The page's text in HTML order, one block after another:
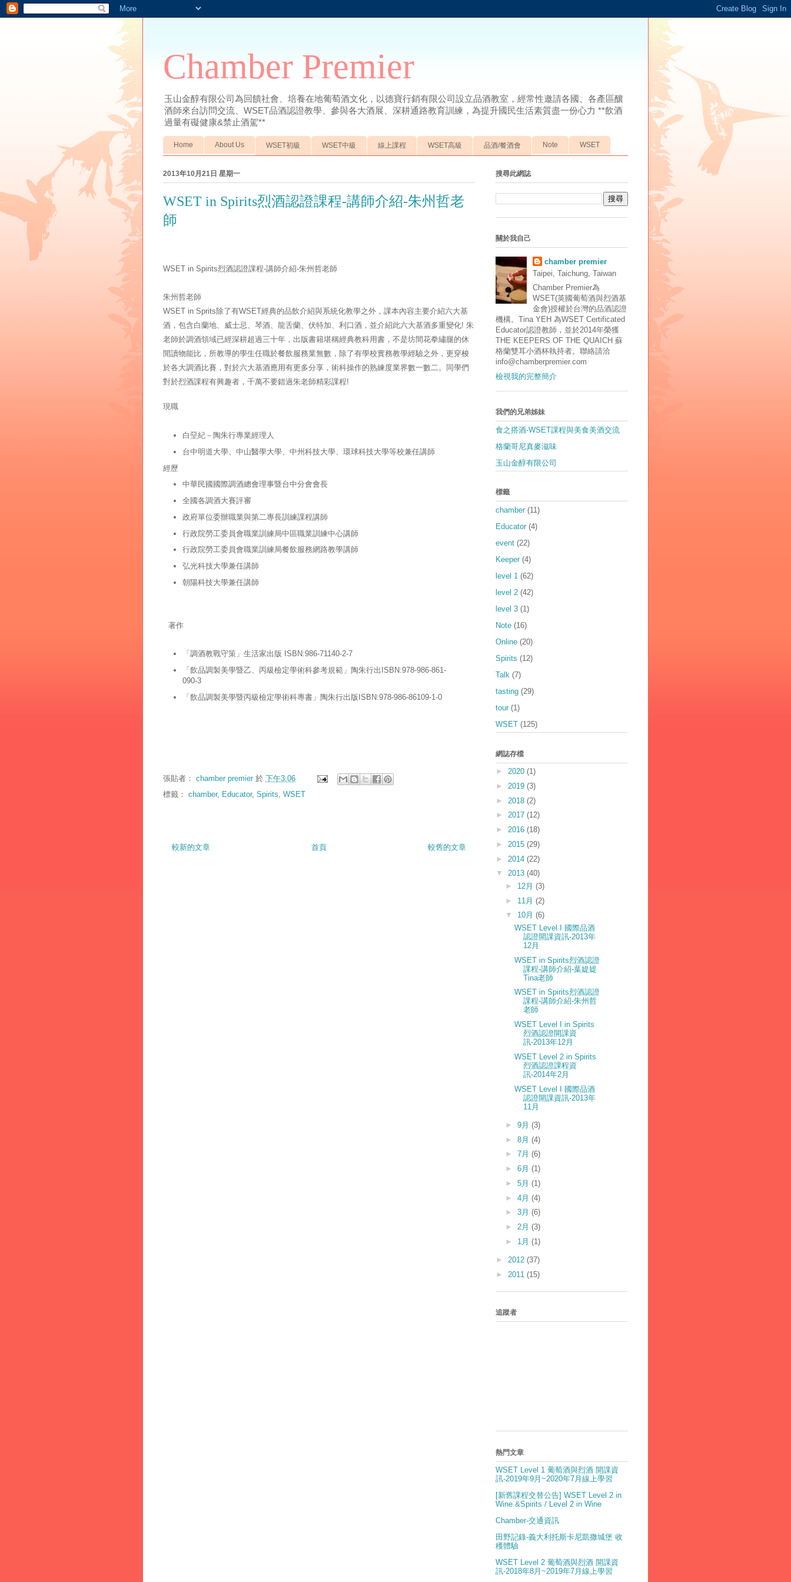
Chamber Premier
玉山金醇有限公司為回饋社會、培養在地葡萄酒文化，以德寶行銷有限公司設立品酒教室，經常性邀請各國、各產區釀
酒師來台訪問交流、WSET品酒認證教學、參與各大酒展、深耕通路教育訓練，為提升國民生活素質盡一份心力 **飲酒
過量有礙健康&禁止酒駕**
Home About Us WSET初級 WSET中級 線上課程 WSET高級 品酒/餐酒會 Note WSET
2013年10月21日 星期一
WSET in Spirits烈酒認證課程-講師介紹-朱州哲老
師
WSET in Spirits烈酒認證課程-講師介紹-朱州哲老師
朱州哲老師
WSET in Sprits除了有WSET經典的品飲介紹與系統化教學之外，課本內容主要介紹六大基
酒，包含白蘭地、威士忌、琴酒、龍舌蘭、伏特加、利口酒，並介紹此六大基酒多重變化! 朱
老師於調酒領域已經深耕超過三十年，出版書籍堪稱經典教科用書，不是坊間花拳繡腿的休
閒讀物能比，所教導的學生任職於餐飲服務業無數，除了有學校實務教學經驗之外，更穿梭
於各大調酒比賽，對於六大基酒應用有更多分享，術科操作的熟練度業界數一數二。同學們
對於烈酒課程有興趣者，千萬不要錯過朱老師精彩課程!
現職
白堊紀－陶朱行專業經理人
台中明道大學、中山醫學大學、中州科技大學、環球科技大學等校兼任講師
經歷
中華民國國際調酒總會理事暨台中分會會長
全國各調酒大賽評審
政府單位委辦職業與第二專長訓練課程講師
行政院勞工委員會職業訓練局中區職業訓練中心講師
行政院勞工委員會職業訓練局餐飲服務網路教學講師
弘光科技大學兼任講師
朝陽科技大學兼任講師
著作
「調酒教戰守策」生活家出版 ISBN:986-71140-2-7
「飲品調製美學暨乙、丙級檢定學術科參考規範」陶朱行出ISBN:978-986-861-
090-3
「飲品調製美學暨丙級檢定學術科專書」陶朱行出版 ISBN:978-986-86109-1-0
張貼者： chamber premier 於 下午3:06
標籤： chamber, Educator, Spirits WSET
較新的文章 較舊的文章
首頁
搜尋此網誌
關於我自己
chamber premier
Taipei, Taichung, Taiwan
Chamber Premier為
WSET(英國葡萄酒與烈酒基
金會)授權於台灣的品酒認證
機構。Tina YEH 為WSET Certificated
Educator認證教師，並於2014年榮獲
THE KEEPERS OF THE QUAICH 蘇
格蘭雙耳小酒杯執持者。聯絡請洽
info@chamberpremier.com
檢視我的完整簡介
我們的兄弟姊妹
食之搭酒-WSET課程與美食美酒交流
格蘭哥尼真麥滋味
玉山金醇有限公司
標籤
chamber (11)
Educator (4)
event (22)
Keeper (4)
level 1 (62)
level 2 (42)
level 3 (1)
Note (16)
Online (20)
Spirits (12)
Talk (7)
tasting (29)
tour (1)
WSET (125)
網誌存檔
► 2020 (1)
► 2019 (3)
► 2018 (2)
► 2017 (12)
► 2016 (18)
► 2015 (29)
► 2014 (22)
▼ 2013 (40)
► 12月 (3)
► 11月 (2)
▼ 10月 (6)
WSET Level I 國際品酒
認證開課資訊-2013年
12月
WSET in Spirits烈酒認證
課程-講師介紹-葉媞媞
Tina老師
WSET in Spirits烈酒認證
課程-講師介紹-朱州哲
老師
WSET Level I in Spirits
烈酒認證開課資
訊-2013年12月
WSET Level 2 in Spirits
烈酒認證課程資
訊-2014年2月
WSET Level I 國際品酒
認證開課資訊-2013年
11月
► 9月 (3)
► 8月 (4)
► 7月 (6)
► 6月 (1)
► 5月 (1)
► 4月 (4)
► 3月 (6)
► 2月 (3)
► 1月 (1)
► 2012 (37)
► 2011 (15)
追蹤者
熱門文章
WSET Level 1 葡萄酒與烈酒 開課資
訊-2019年9月~2020年7月線上學習
[新舊課程交替公告] WSET Level 2 in
Wine &Spirits / Level 2 in Wine
Chamber-交通資訊
田野記錄-義大利托斯卡尼凱撒城堡 收
穫體驗
WSET Level 2 葡萄酒與烈酒 開課資
訊-2018年8月~2019年7月線上學習